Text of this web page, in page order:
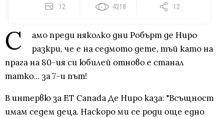
12 4218 12
С
амо преди няколко дни Робърт де Ниро
разкри, че е на седмото дете, тъй като на
прага на 80-ия си юбилей отново е станал
татко... за 7-и път!
В интервю за ET Canada Де Ниро каза: "Всъщност
имам седем деца. Наскоро ми се роди още едно